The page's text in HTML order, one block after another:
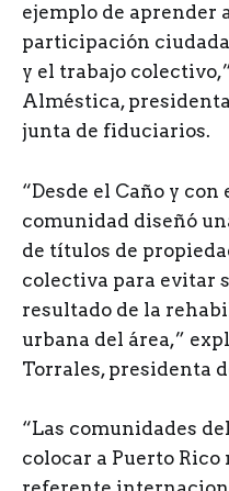
ejemplo de aprender
participación
y el trabajo
Alméstica,
junta de fiduciarios.
“Desde el Caño y con
comunidad diseñó
de títulos de
colectiva para evitar
resultado de la
urbana del área,”
Torrales, presidenta
“Las comunidades
colocar a Puerto